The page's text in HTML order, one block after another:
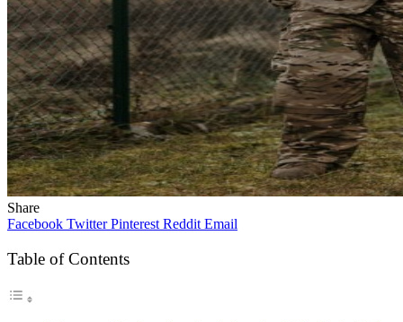
Share
Facebook Twitter Pinterest Reddit Email
Table of Contents